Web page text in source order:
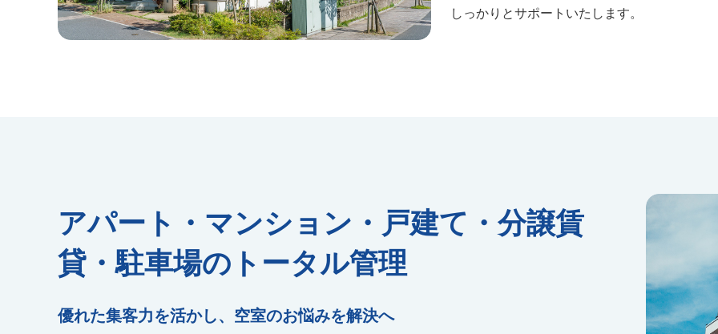
しっかりとサポートいたします。
アパート・マンション・戸建て・分譲賃
貸・駐車場のトータル管理
優れた集客力を活かし、 空室のお悩みを解決へ